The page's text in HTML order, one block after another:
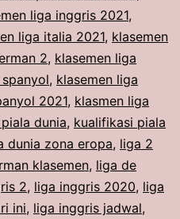
liga inggris 2021,
liga italia 2021, klasemen
2, klasemen liga
, klasemen liga
2021, klasmen liga
dunia, kualifikasi piala
dunia zona eropa, liga 2
klasemen, liga de
2, liga inggris 2020, liga
ini, liga inggris jadwal,